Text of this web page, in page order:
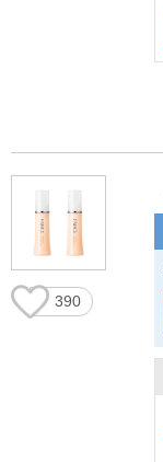
390